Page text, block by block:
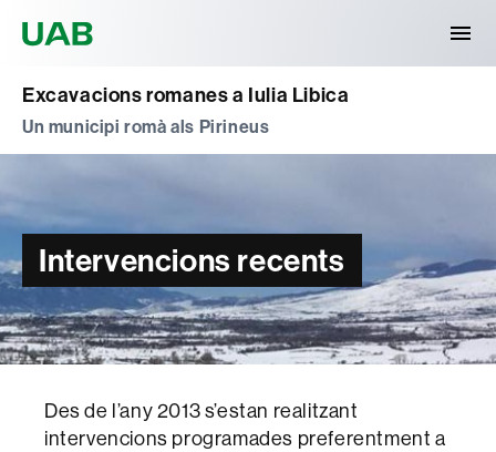
Excavacions romanes a Iulia Libica
Un municipi romà als Pirineus
Intervencions recents
Des de l’any 2013 s’estan realitzant
intervencions programades preferentment a